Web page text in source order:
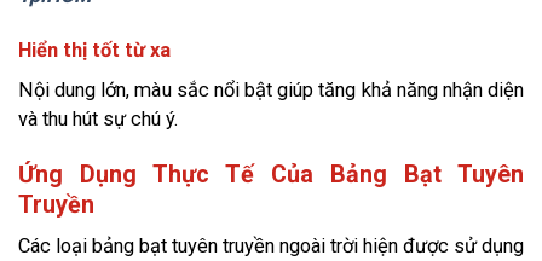
Hiển thị tốt từ xa
Nội dung lớn, màu sắc nổi bật giúp tăng khả năng nhận diện
và thu hút sự chú ý.
Ứng Dụng Thực Tế Của Bảng Bạt Tuyên
Truyền
Các loại bảng bạt tuyên truyền ngoài trời hiện được sử dụng